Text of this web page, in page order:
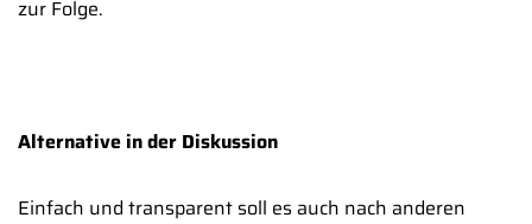
zur Folge.
Alternative in der Diskussion
Einfach und transparent soll es auch nach anderen